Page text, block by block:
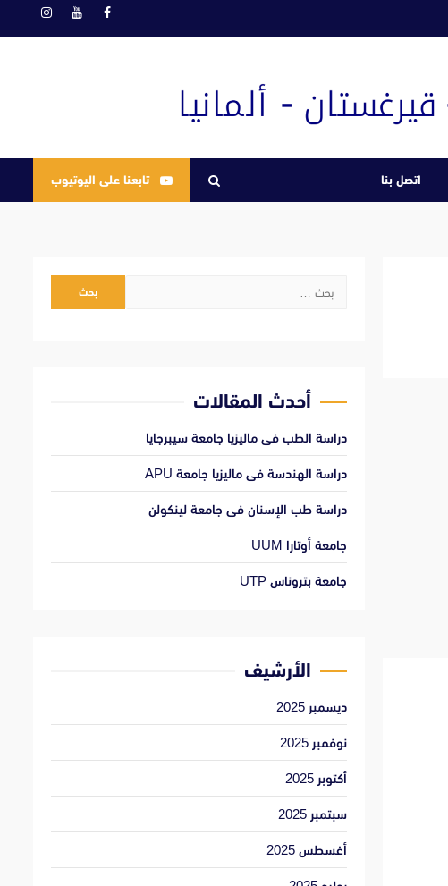
فيسبوكيوتيوب
اتصل بنا تابعنا على اليوتيوب
البحث
أحدث المقالات
دراسة الطب فى ماليزيا جامعة سيبرجايا
دراسة الهندسة فى ماليزيا جامعة APU
دراسة طب الإسنان فى جامعة لينكولن
جامعة أوتارا UUM
جامعة بتروناس UTP
الأرشيف
ديسمبر 2025
نوفمبر 2025
أكتوبر 2025
سبتمبر 2025
أغسطس 2025